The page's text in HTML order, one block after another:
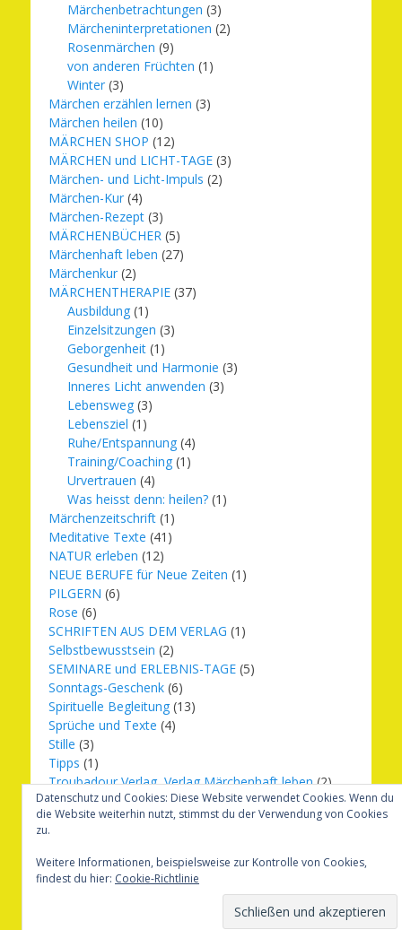
Märchenbetrachtungen (3)
Märcheninterpretationen (2)
Rosenmärchen (9)
von anderen Früchten (1)
Winter (3)
Märchen erzählen lernen (3)
Märchen heilen (10)
MÄRCHEN SHOP (12)
MÄRCHEN und LICHT-TAGE (3)
Märchen- und Licht-Impuls (2)
Märchen-Kur (4)
Märchen-Rezept (3)
MÄRCHENBÜCHER (5)
Märchenhaft leben (27)
Märchenkur (2)
MÄRCHENTHERAPIE (37)
Ausbildung (1)
Einzelsitzungen (3)
Geborgenheit (1)
Gesundheit und Harmonie (3)
Inneres Licht anwenden (3)
Lebensweg (3)
Lebensziel (1)
Ruhe/Entspannung (4)
Training/Coaching (1)
Urvertrauen (4)
Was heisst denn: heilen? (1)
Märchenzeitschrift (1)
Meditative Texte (41)
NATUR erleben (12)
NEUE BERUFE für Neue Zeiten (1)
PILGERN (6)
Rose (6)
SCHRIFTEN AUS DEM VERLAG (1)
Selbstbewusstsein (2)
SEMINARE und ERLEBNIS-TAGE (5)
Sonntags-Geschenk (6)
Spirituelle Begleitung (13)
Sprüche und Texte (4)
Stille (3)
Tipps (1)
Troubadour Verlag, Verlag Märchenhaft leben(2)
Übungen (1)
Urbilder(20)
Verlag Märchenhaft leben
Weihnachten(16)
Datenschutz und Cookies: Diese Website verwendet Cookies. Wenn du
die Website weiterhin nutzt, stimmst du der Verwendung von Cookies
zu.
Weitere Informationen, beispielsweise zur Kontrolle von Cookies,
findest du hier: Cookie-Richtlinie